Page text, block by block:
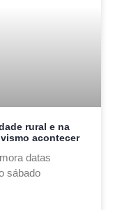
rural e na
acontecer
datas
sábado